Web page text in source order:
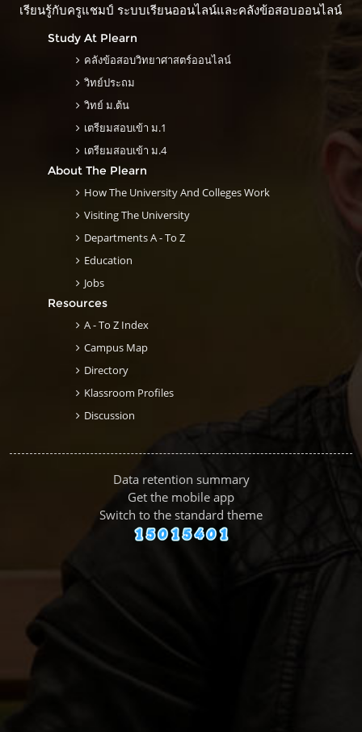
เรียนรู้กับครูแชมป์ ระบบเรียนออนไลน์และคลังข้อสอบออนไลน์
Study At Plearn
คลังข้อสอบวิทยาศาสตร์ออนไลน์
วิทย์ประถม
วิทย์ ม.ต้น
เตรียมสอบเข้า ม.1
เตรียมสอบเข้า ม.4
About The Plearn
How The University And Colleges Work
Visiting The University
Departments A - To Z
Education
Jobs
Resources
A - To Z Index
Campus Map
Directory
Klassroom Profiles
Discussion
Data retention summary
Get the mobile app
Switch to the standard theme